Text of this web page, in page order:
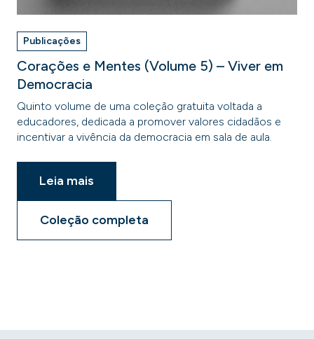
Publicações
Corações e Mentes (Volume 5) – Viver em
Democracia
Quinto volume de uma coleção gratuita voltada a
educadores, dedicada a promover valores cidadãos e
incentivar a vivência da democracia em sala de aula.
Leia mais
Coleção completa